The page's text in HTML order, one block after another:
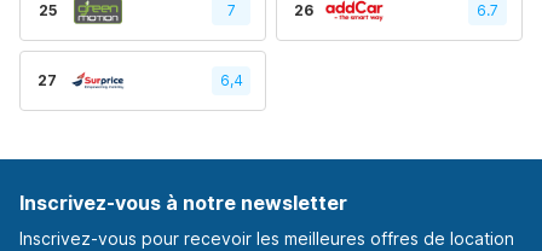
25 7 26 6.7
27 6,4
Inscrivez-vous à notre newsletter
Inscrivez-vous pour recevoir les meilleures offres de location